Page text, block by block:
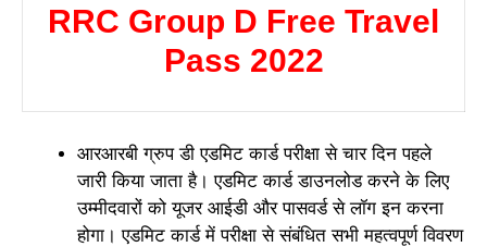
RRC Group D Free Travel
Pass 2022
आरआरबी ग्रुप डी एडमिट कार्ड परीक्षा से चार दिन पहले
जारी किया जाता है। एडमिट कार्ड डाउनलोड करने के लिए
उम्मीदवारों को यूजर आईडी और पासवर्ड से लॉग इन करना
होगा। एडमिट कार्ड में परीक्षा से संबंधित सभी महत्वपूर्ण विवरण